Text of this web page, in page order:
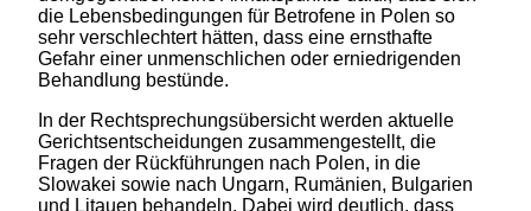
die Lebensbedingungen für Betrofene in Polen so
sehr verschlechtert hätten, dass eine ernsthafte
Gefahr einer unmenschlichen oder erniedrigenden
Behandlung bestünde.
In der Rechtsprechungsübersicht werden aktuelle
Gerichtsentscheidungen zusammengestellt, die
Fragen der Rückführungen nach Polen, in die
Slowakei sowie nach Ungarn, Rumänien, Bulgarien
und Litauen behandeln. Dabei wird deutlich, dass